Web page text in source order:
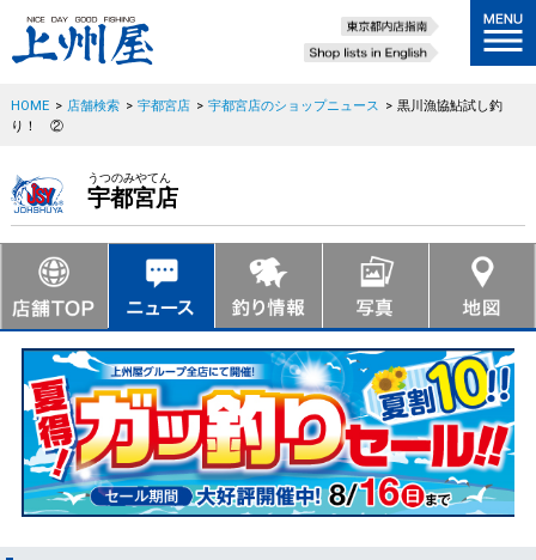
HOME > 店舗検索 > 宇都宮店 > 宇都宮店のショップニュース > 黒川漁協鮎試し釣
り！ ②
うつのみやてん
宇都宮店